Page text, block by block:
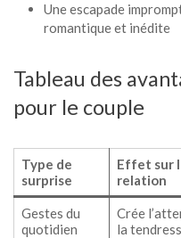
Une escapade
romantique et inédite
Tableau des
pour le couple
Type de
surprise
Effet sur
relation
Gestes du
quotidien
Crée
la